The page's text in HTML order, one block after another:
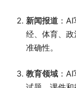
新闻报道 ：
经、体育、
准确性。
教育领域 ：